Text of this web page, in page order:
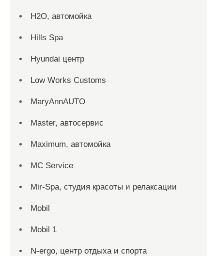
H2O, автомойка
Hills Spa
Hyundai центр
Low Works Customs
MaryAnnAUTO
Master, автосервис
Maximum, автомойка
MC Service
Mir-Spa, студия красоты и релаксации
Mobil
Mobil 1
N-ergo, центр отдыха и спорта